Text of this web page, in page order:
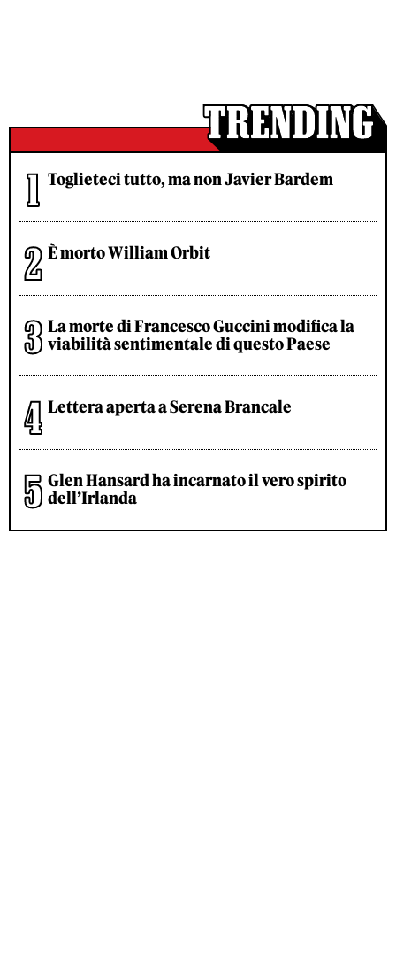
Toglieteci tutto, ma non Javier Bardem
È morto William Orbit
La morte di Francesco Guccini modifica la
viabilità sentimentale di questo Paese
Lettera aperta a Serena Brancale
Glen Hansard ha incarnato il vero spirito
dell’Irlanda